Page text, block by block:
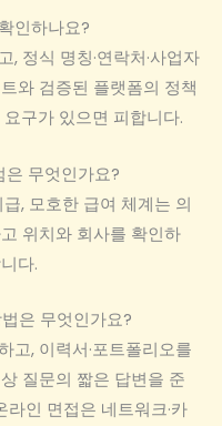
인하나요?
정식 명칭·연락처·사업자
와 검증된 플랫폼의 정책
구가 있으면 피합니다.
은 무엇인가요?
, 모호한 급여 체계는 의
위치와 회사를 확인하
다.
은 무엇인가요?
고, 이력서·포트폴리오를
질문의 짧은 답변을 준
인 면접은 네트워크·카